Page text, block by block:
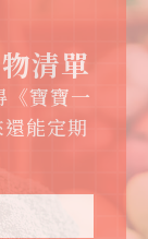
清單
寶寶一
能定期